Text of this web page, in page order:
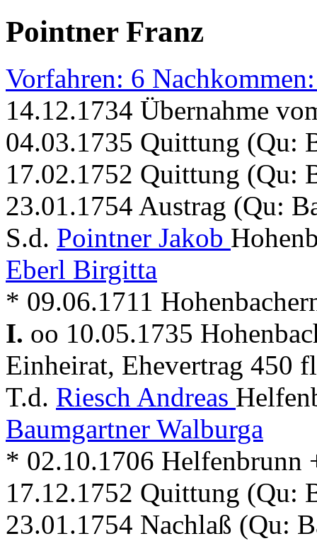
Pointner Franz
Vorfahren: 6
14.12.1734 Übernahme
04.03.1735 Quittung (Qu:
17.02.1752 Quittung (Qu:
23.01.1754 Austrag (Qu:
S.d. Pointner Jakob
Eberl Birgitta
* 09.06.1711
I. oo 10.05.1735
Einheirat, Ehevertrag 450 fl
T.d. Riesch Andreas
Baumgartner Walburga
* 02.10.1706 Helfenbrunn
17.12.1752 Quittung (Qu:
23.01.1754 Nachlaß (Qu: